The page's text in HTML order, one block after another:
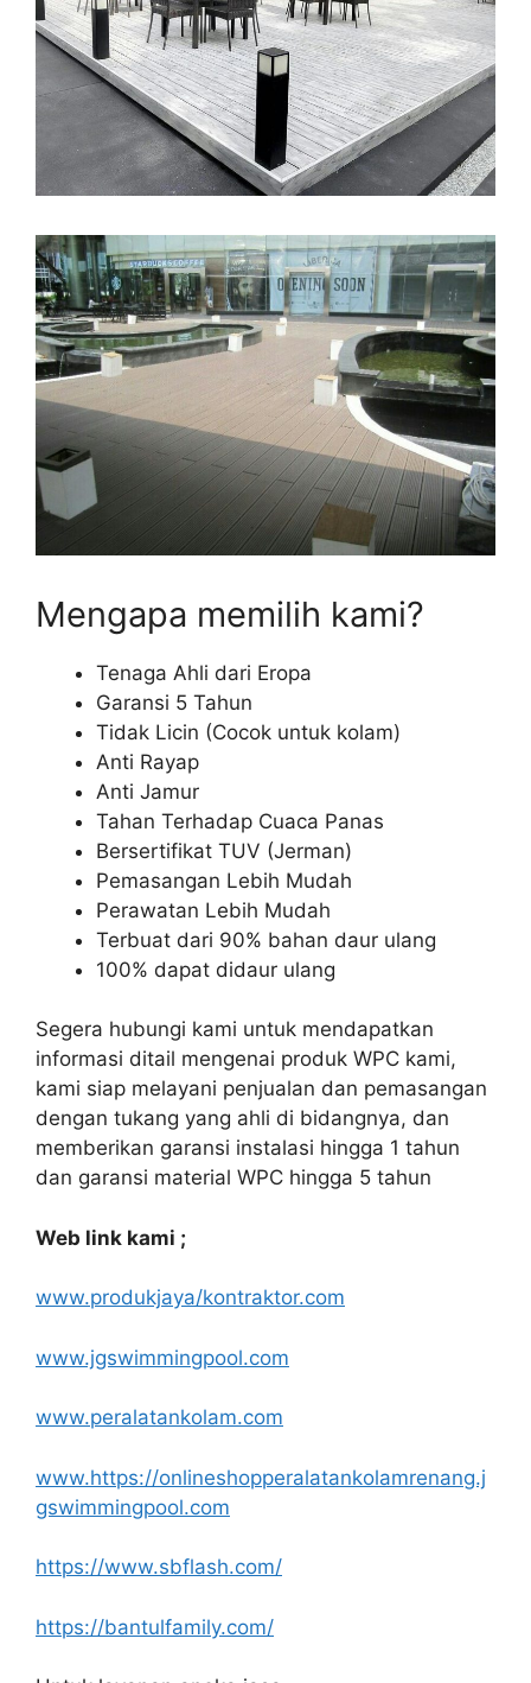
Mengapa memilih kami?
Tenaga Ahli dari Eropa
Garansi 5 Tahun
Tidak Licin (Cocok untuk kolam)
Anti Rayap
Anti Jamur
Tahan Terhadap Cuaca Panas
Bersertifikat TUV (Jerman)
Pemasangan Lebih Mudah
Perawatan Lebih Mudah
Terbuat dari 90% bahan daur ulang
100% dapat didaur ulang
Segera hubungi kami untuk mendapatkan
informasi ditail mengenai produk WPC kami,
kami siap melayani penjualan dan pemasangan
dengan tukang yang ahli di bidangnya, dan
memberikan garansi instalasi hingga 1 tahun
dan garansi material WPC hingga 5 tahun
Web link kami ;
www.produkjaya/kontraktor.com
www.jgswimmingpool.com
www.peralatankolam.com
www.https://onlineshopperalatankolamrenang.j
gswimmingpool.com
https://www.sbflash.com/
https://bantulfamily.com/